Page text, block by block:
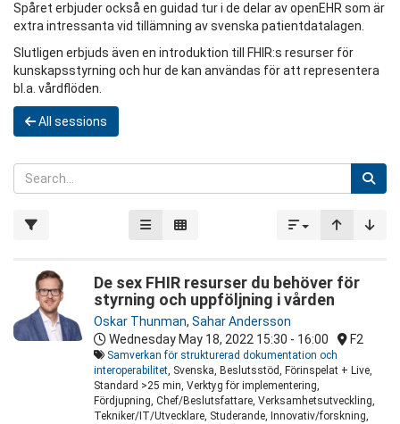
Spåret erbjuder också en guidad tur i de delar av openEHR som är
extra intressanta vid tillämning av svenska patientdatalagen.
Slutligen erbjuds även en introduktion till FHIR:s resurser för
kunskapsstyrning och hur de kan användas för att representera
bl.a. vårdflöden.
All sessions
De sex FHIR resurser du behöver för
styrning och uppföljning i vården
Oskar Thunman, Sahar Andersson
Wednesday May 18, 2022 15:30 - 16:00 F2
Samverkan för strukturerad dokumentation och
interoperabilitet, Svenska, Beslutsstöd, Förinspelat + Live,
Standard >25 min, Verktyg för implementering,
Fördjupning, Chef/Beslutsfattare, Verksamhetsutveckling,
Tekniker/IT/Utvecklare, Studerande, Innovativ/forskning,